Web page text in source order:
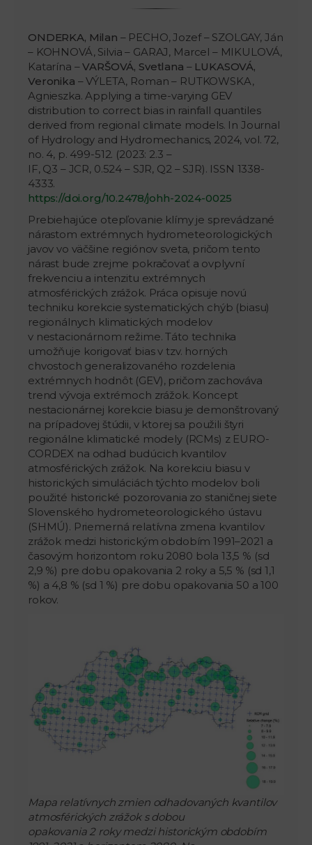
ONDERKA, Milan – PECHO, Jozef – SZOLGAY, Ján
– KOHNOVÁ, Silvia – GARAJ, Marcel – MIKULOVÁ,
Katarína –VARŠOVÁ, Svetlana – LUKASOVÁ,
Veronika – VÝLETA, Roman – RUTKOWSKA,
Agnieszka. Applying a time-varying GEV
distribution to correct bias in rainfall quantiles
derived from regional climate models. In Journal
of Hydrology and Hydromechanics, 2024, vol. 72,
no. 4, p. 499-512. (2023: 2.3 –
IF, Q3 – JCR, 0.524 – SJR, Q2 – SJR). ISSN 1338-
4333.
https://doi.org/10.2478/johh-2024-0025
Prebiehajúce otepľovanie klímy je sprevádzané
nárastom extrémnych hydrometeorologických
javov vo väčšine regiónov sveta, pričom tento
nárast bude zrejme pokračovať a ovplyvní
frekvenciu a intenzitu extrémnych
atmosférických zrážok. Práca opisuje novú
techniku korekcie systematických chýb (biasu)
regionálnych klimatických modelov
v nestacionárnom režime. Táto technika
umožňuje korigovať bias v tzv. horných
chvostoch generalizovaného rozdelenia
extrémnych hodnôt (GEV), pričom zachováva
trend vývoja extrémoch zrážok. Koncept
nestacionárnej korekcie biasu je demonštrovaný
na prípadovej štúdii, v ktorej sa použili štyri
regionálne klimatické modely (RCMs) z EURO-
CORDEX na odhad budúcich kvantilov
atmosférických zrážok. Na korekciu biasu v
historických simuláciách týchto modelov boli
použité historické pozorovania zo staničnej siete
Slovenského hydrometeorologického ústavu
(SHMÚ). Priemerná relatívna zmena kvantilov
zrážok medzi historickým obdobím 1991–2021 a
časovým horizontom roku 2080 bola 13,5 % (sd
2,9 %) pre dobu opakovania 2 roky a 5,5 % (sd 1,1
%) a 4,8 % (sd 1 %) pre dobu opakovania 50 a 100
rokov.
Mapa relatívnych zmien odhadovaných kvantilov
atmosférických zrážok s dobou
opakovania 2 roky medzi historickým obdobím